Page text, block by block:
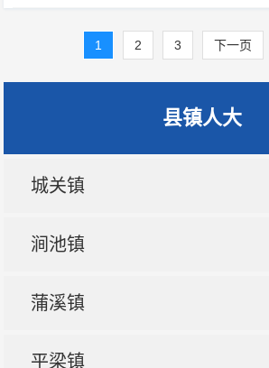
1 2 3 下一页
县镇人大
城关镇
涧池镇
蒲溪镇
平梁镇